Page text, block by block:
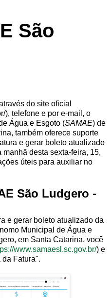
São
do site oficial
), telefone e por e-mail, o
Água e Esgoto (SAMAE) de
também oferece suporte
e gerar boleto atualizado
manhã desta sexta-feira, 15,
úteis para auxiliar no
São Ludgero -
e gerar boleto atualizado da
Municipal de Água e
em Santa Catarina, você
www.samaesl.sc.gov.br/) e
Fatura".